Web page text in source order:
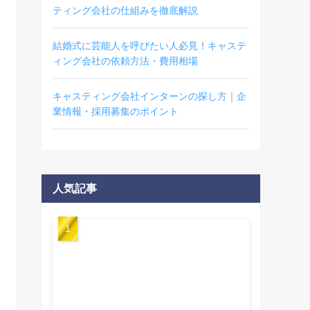
ティング会社の仕組みを徹底解説
結婚式に芸能人を呼びたい人必見！キャステ
ィング会社の依頼方法・費用相場
キャスティング会社インターンの探し方｜企
業情報・採用募集のポイント
人気記事